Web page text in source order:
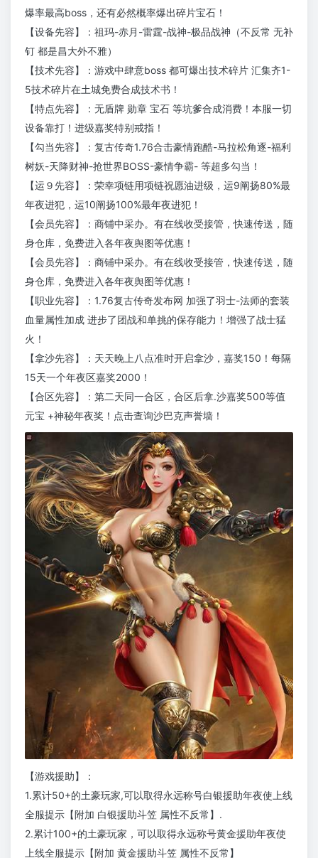
爆率最高boss，还有必然概率爆出碎片宝石！
【设备先容】：祖玛-赤月-雷霆-战神-极品战神（不反常 无补
钉 都是昌大外不雅）
【技术先容】：游戏中肆意boss 都可爆出技术碎片 汇集齐1-
5技术碎片在土城免费合成技术书！
【特点先容】：无盾牌 勋章 宝石 等坑爹合成消费！本服一切
设备靠打！进级嘉奖特别戒指！
【勾当先容】：复古传奇1.76合击豪情跑酷-马拉松角逐-福利
树妖-天降财神-抢世界BOSS-豪情争霸- 等超多勾当！
【运９先容】：荣幸项链用项链祝愿油进级，运9阐扬80%最
年夜进犯，运10阐扬100%最年夜进犯！
【会员先容】：商铺中采办。有在线收受接管，快速传送，随
身仓库，免费进入各年夜舆图等优惠！
【会员先容】：商铺中采办。有在线收受接管，快速传送，随
身仓库，免费进入各年夜舆图等优惠！
【职业先容】：1.76复古传奇发布网 加强了羽士-法师的套装
血量属性加成 进步了团战和单挑的保存能力！增强了战士猛
火！
【拿沙先容】：天天晚上八点准时开启拿沙，嘉奖150！每隔
15天一个年夜区嘉奖2000！
【合区先容】：第二天同一合区，合区后拿.沙嘉奖500等值
元宝 +神秘年夜奖！点击查询沙巴克声誉墙！
【游戏援助】：
1.累计50+的土豪玩家,可以取得永远称号白银援助年夜使上线
全服提示【附加 白银援助斗笠 属性不反常】.
2.累计100+的土豪玩家，可以取得永远称号黄金援助年夜使
上线全服提示【附加 黄金援助斗笠 属性不反常】